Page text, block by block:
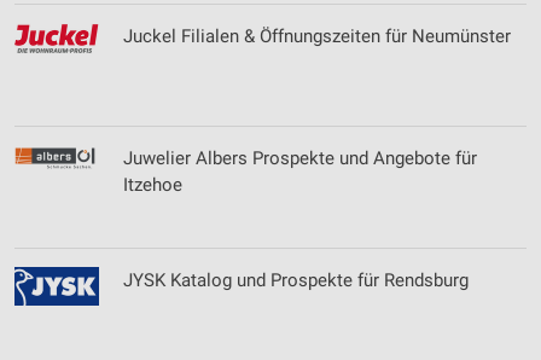
Juckel Filialen & Öffnungszeiten für Neumünster
Juwelier Albers Prospekte und Angebote für
Itzehoe
JYSK Katalog und Prospekte für Rendsburg